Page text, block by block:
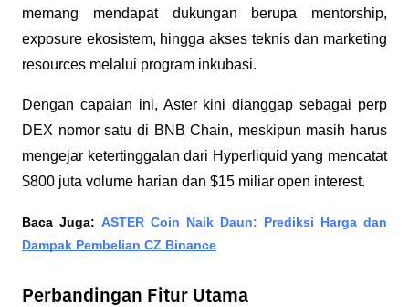
memang mendapat dukungan berupa mentorship,
exposure ekosistem, hingga akses teknis dan marketing
resources melalui program inkubasi.
Dengan capaian ini, Aster kini dianggap sebagai perp
DEX nomor satu di BNB Chain, meskipun masih harus
mengejar ketertinggalan dari Hyperliquid yang mencatat
$800 juta volume harian dan $15 miliar open interest.
Baca Juga: ASTER Coin Naik Daun: Prediksi Harga dan
Dampak Pembelian CZ Binance
Perbandingan Fitur Utama